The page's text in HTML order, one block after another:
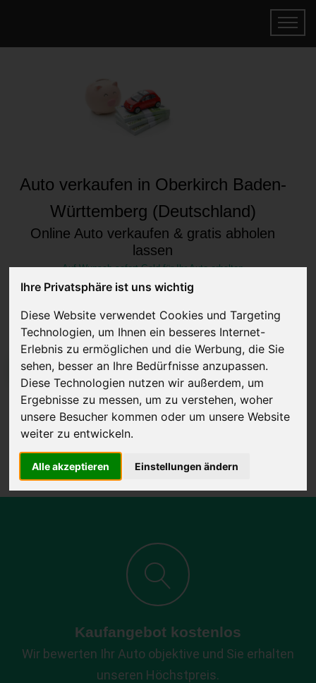
Ihre Privatsphäre ist uns wichtig
Diese Website verwendet Cookies und Targeting
Technologien, um Ihnen ein besseres Internet-
Erlebnis zu ermöglichen und die Werbung, die Sie
sehen, besser an Ihre Bedürfnisse anzupassen.
Diese Technologien nutzen wir außerdem, um
Ergebnisse zu messen, um zu verstehen, woher
unsere Besucher kommen oder um unsere Website
weiter zu entwickeln.
Alle akzeptieren Einstellungen ändern
Auto verkaufen in Oberkirch Baden-
Württemberg (Deutschland)
Online Auto verkaufen & gratis abholen
lassen
Auf Wunsch sofort Geld für Ihr Auto erhalten
JETZT KOSTENLOSE BEWERTUNG
Kostenloses Angebotfür den Ankauf Ihres Autos inklusive der
Abholung, auf Wunsch sofort Geld. Ihre Daten werden nicht mit Dritten
Wir garantieren 100% Sicherheit.
Kaufangebot kostenlos
Wir bewerten Ihr Auto objektive und Sie erhalten
unseren Höchstpreis.